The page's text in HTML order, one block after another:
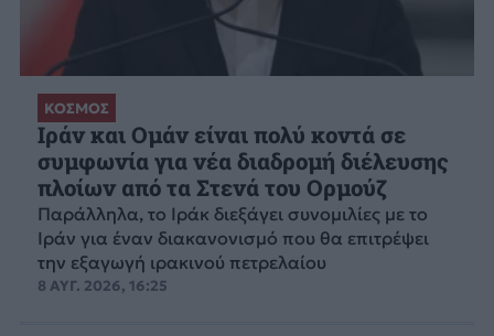
ΚΟΣΜΟΣ
Ιράν και Ομάν είναι πολύ κοντά σε
συμφωνία για νέα διαδρομή διέλευσης
πλοίων από τα Στενά του Ορμούζ
Παράλληλα, το Ιράκ διεξάγει συνομιλίες με το
Ιράν για έναν διακανονισμό που θα επιτρέψει
την εξαγωγή ιρακινού πετρελαίου
8 ΑΥΓ. 2026, 16:25